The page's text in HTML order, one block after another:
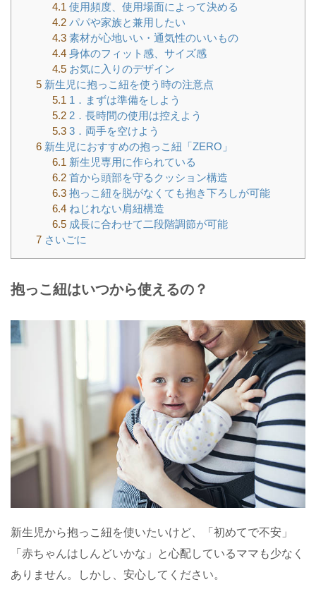
4.1 使用頻度、使用場面によって決める
4.2パパや家族と兼用したい
4.3素材が心地いい・通気性のいいもの
4.4身体のフィット感、サイズ感
4.5お気に入りのデザイン
5 新生児に抱っこ紐を使う時の注意点
5.1 1．まずは準備をしよう
5.22．長時間の使用は控えよう
5.33．両手を空けよう
6 新生児におすすめの抱っこ紐「ZERO」
6.1 新生児専用に作られている
6.2首から頭部を守るクッション構造
6.3抱っこ紐を脱がなくても抱き下ろしが可能
6.4ねじれない肩紐構造
6.5成長に合わせて二段階調節が可能
7 さいごに
抱っこ紐はいつから使えるの？
新生児から抱っこ紐を使いたいけど、「初めてで不安」
「赤ちゃんはしんどいかな」と心配しているママも少なく
ありません。しかし、安心してください。